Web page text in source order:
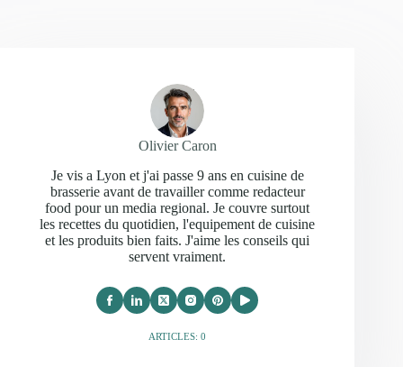
Olivier Caron
Je vis a Lyon et j'ai passe 9 ans en cuisine de
brasserie avant de travailler comme redacteur
food pour un media regional. Je couvre surtout
les recettes du quotidien, l'equipement de cuisine
et les produits bien faits. J'aime les conseils qui
servent vraiment.
ARTICLES: 0